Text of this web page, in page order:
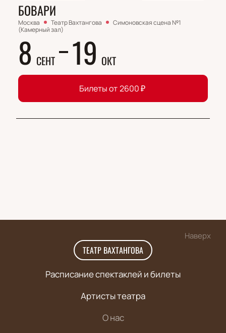
БОВАРИ
Москва Театр Вахтангова
Симоновская сцена №1
(Камерный зал)
8 СЕНТ 19 ОКТ
Билеты от 2600₽
Наверх
ТЕАТР ВАХТАНГОВА
Расписание спектаклей и билеты
Артисты театра
О нас